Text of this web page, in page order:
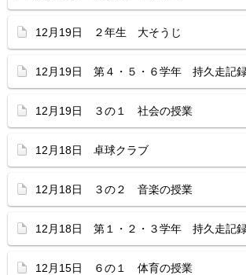
12月19日 ２年生 大そうじ
12月19日 第４・５・６学年 持久走記
12月19日 ３の１ 社会の授業
12月18日 卓球クラブ
12月18日 ３の２ 音楽の授業
12月18日 第１・２・３学年 持久走記
12月15日 ６の１ 体育の授業